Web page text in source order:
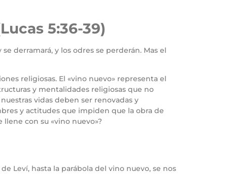
5:36-39)
derramará, y los odres se perderán. Mas el
religiosas. El «vino nuevo» representa el
y mentalidades religiosas que no
vidas deben ser renovadas y
y actitudes que impiden que la obra de
con su «vino nuevo»?
Leví, hasta la parábola del vino nuevo, se nos